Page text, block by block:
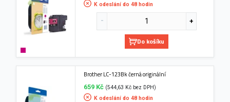
K odeslání do 48 hodin
Do košíku
Brother LC-123Bk černá originální
659 Kč (544,63 Kč bez DPH)
K odeslání do 48 hodin